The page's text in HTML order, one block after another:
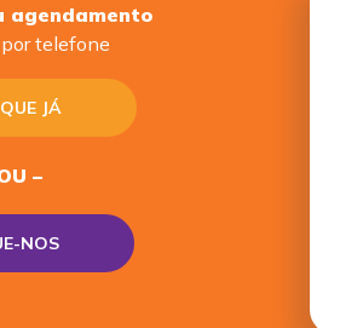
agendamento
telefone
JÁ
–
NOS